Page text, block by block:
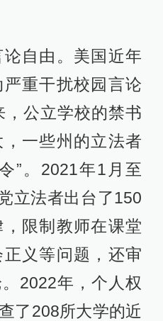
自由。美国近年
重干扰校园言论
，公立学校的禁书
一些州的立法者
”。2021年1月至
立法者出台了150
限制教师在课堂
正义等问题，还审
2022年，个人权
了208所大学的近